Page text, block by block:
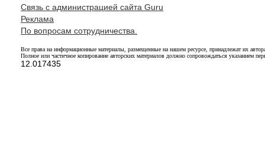
Связь с администрацией сайта Guru
Реклама
По вопросам сотрудничества.
Все права на информационные материалы, размещенные на нашем ресурсе, принадлежат их
Полное или частичное копирование авторских материалов должно сопровождаться указанием
12.017435